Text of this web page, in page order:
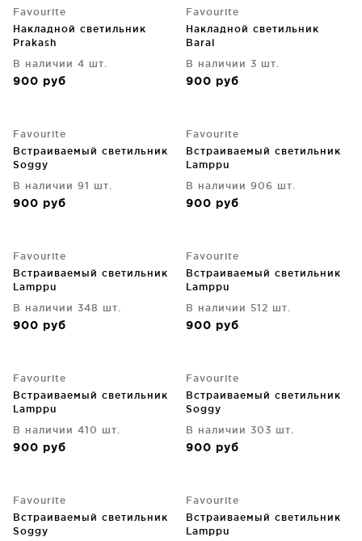
Favourite
Накладной светильник
Prakash
В наличии 4 шт.
900 руб
Favourite
Накладной светильник
Baral
В наличии 3 шт.
900 руб
Favourite
Встраиваемый светильник
Soggy
В наличии 91 шт.
900 руб
Favourite
Встраиваемый светильник
Lamppu
В наличии 906 шт.
900 руб
Favourite
Встраиваемый светильник
Lamppu
В наличии 348 шт.
900 руб
Favourite
Встраиваемый светильник
Lamppu
В наличии 512 шт.
900 руб
Favourite
Встраиваемый светильник
Lamppu
В наличии 410 шт.
900 руб
Favourite
Встраиваемый светильник
Soggy
В наличии 303 шт.
900 руб
Favourite
Встраиваемый светильник
Soggy
Favourite
Встраиваемый светильник
Lamppu